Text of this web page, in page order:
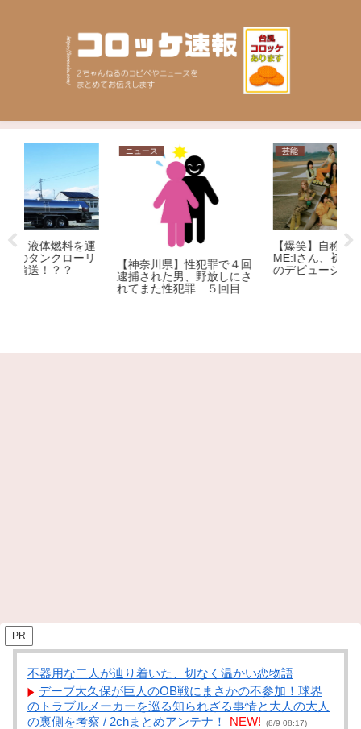
【神奈川県】性犯罪で４回
逮捕された男、野放しにさ
れてまた性犯罪 ５回目の
【爆笑】自称覇権アイドル
ME:Iさん、初日売上でNiziu
のデビューシングルを下回
る大爆死ｗｗｗｗｗｗｗｗ
ｗｗｗｗｗｗｗｗｗｗｗ
PR
不器用な二人が辿り着いた、切なく温かい恋物語
デーブ大久保が巨人のOB戦にまさかの不参加！球界
のトラブルメーカーを巡る知られざる事情と大人の大人
の裏側を考察 / 2chまとめアンテナ！
NEW! (8/9 08:17)